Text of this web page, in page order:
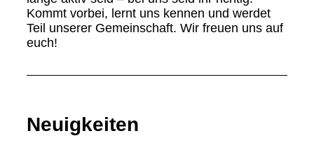
Kommt vorbei, lernt uns kennen und werdet
Teil unserer Gemeinschaft. Wir freuen uns auf
euch!
Neuigkeiten